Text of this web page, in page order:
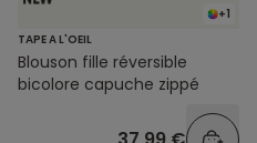
+1
TAPE A L'OEIL
Blouson fille réversible
bicolore capuche zippé